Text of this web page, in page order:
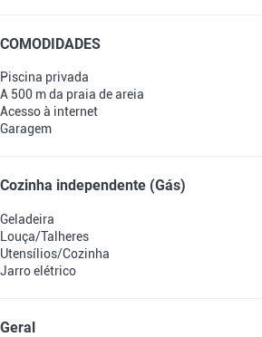
COMODIDADES
Piscina privada
A 500 m da praia de areia
Acesso à internet
Garagem
Cozinha independente (Gás)
Geladeira
Louça/Talheres
Utensílios/Cozinha
Jarro elétrico
Geral